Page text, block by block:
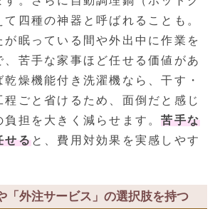
四種の神器と呼ばれることも。
が眠っている間や外出中に作業を
、苦手な家事ほど任せる価値があ
乾燥機能付き洗濯機なら、干す・
ごと省けるため、面倒だと感じ
負担を大きく減らせます。苦手な
せると、費用対効果を実感しやす
「外注サービス」の選択肢を持つ